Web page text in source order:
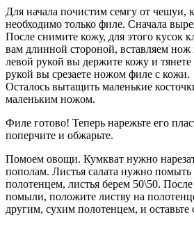
Для начала почистим семгу от чешуи,
необходимо только филе. Сначала
После снимите кожу, для этого кусок
вам длинной стороной, вставляем
левой рукой вы держите кожу и тянете
рукой вы срезаете ножом филе с кожи.
Осталось вытащить маленькие
маленьким ножом.
Филе готово! Теперь нарежьте его
поперчите и обжарьте.
Помоем овощи. Кумкват нужно
пополам. Листья салата нужно
полотенцем, листья берем 50\50.
помыли, положите листву на
другим, сухим полотенцем, и оставьте